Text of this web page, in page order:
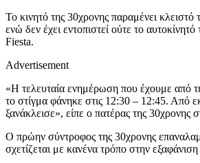
Το κινητό της 30χρονης παραμένει κλειστό
ενώ δεν έχει εντοπιστεί ούτε το
Fiesta.
Advertisement
«Η τελευταία ενημέρωση που έχουμε από
το στίγμα φάνηκε στις 12:30 – 12:45. Από
ξανάκλεισε», είπε ο πατέρας της 30χρονης
O πρώην σύντροφος της 30χρονης
σχετίζεται με κανένα τρόπο στην